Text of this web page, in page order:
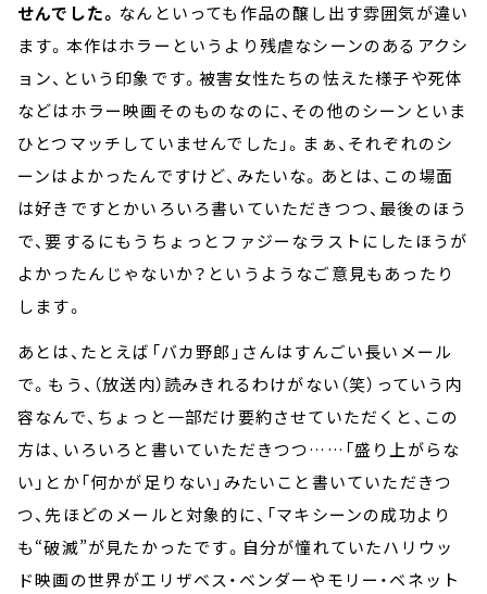
せんでした。 なんといっても作品の醸し出す雰囲気が違い
ます。本作はホラーというより残虐なシーンのあるアクシ
ョン、という印象です。被害女性たちの怯えた様子や死体
などはホラー映画そのものなのに、その他のシーンといま
ひとつマッチしていませんでした」。まぁ、それぞれのシ
ーンはよかったんですけど、みたいな。あとは、この場面
は好きですとかいろいろ書いていただきつつ、最後のほう
で、要するにもうちょっとファジーなラストにしたほうが
よかったんじゃないか？というようなご意見もあったり
します。
あとは、たとえば「バカ野郎」さんはすんごい長いメール
で。もう、（放送内）読みきれるわけがない（笑）っていう内
容なんで、ちょっと一部だけ要約させていただくと、この
方は、いろいろと書いていただきつつ……「盛り上がらな
い」とか「何かが足りない」みたいこと書いていただきつ
つ、先ほどのメールと対象的に、「マキシーンの成功より
も“破滅”が見たかったです。自分が憧れていたハリウッ
ド映画の世界がエリザベス・ベンダーやモリー・ベネット